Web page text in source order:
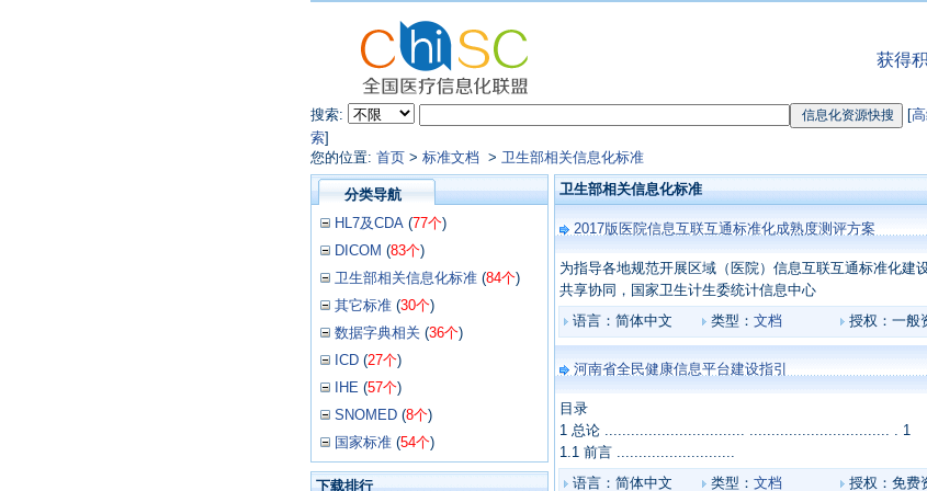
获得
搜索: [
索]
您的位置: 首页 > 标准文档 > 卫生部相关信息化标准
分类导航
HL7及CDA (77个)
DICOM (83个)
卫生部相关信息化标准 (84个)
其它标准 (30个)
数据字典相关 (36个)
ICD (27个)
IHE (57个)
SNOMED (8个)
国家标准 (54个)
下载排行
卫生部相关信息化标准
2017版医院信息互联互通标准化成熟度测评方案
为指导各地规范开展区域（医院）信息互联互通标准化建
共享协同，国家卫生计生委统计信息中心
语言：简体中文
类型： 文档 授权：一般
河南省全民健康信息平台建设指引
目录
1 总论 ................................ ................................ . 1
1.1 前言 ...........................
语言：简体中文
类型： 文档 授权：免费